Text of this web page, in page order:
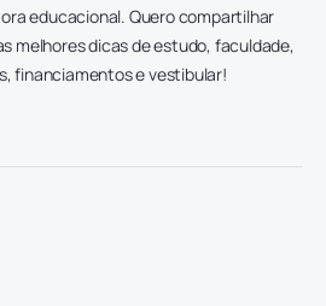
educacional. Quero compartilhar
melhores dicas de estudo, faculdade,
financiamentos e vestibular!